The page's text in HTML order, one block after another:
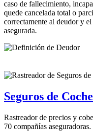
caso de fallecimiento,
quede cancelada total o
correctamente al deudor y
asegurada.
Seguros de Coche
Rastreador de precios y
70 compañías aseguradoras.